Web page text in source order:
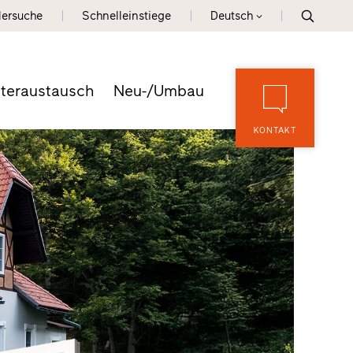
Schnelleinstiege Deutsch
Neu-/Umbau
KONTAKT